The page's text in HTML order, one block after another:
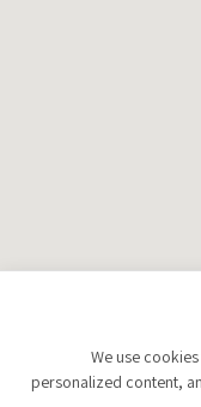
We use
personalized content,